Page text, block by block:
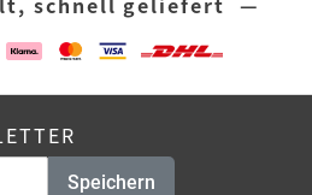
Speichern